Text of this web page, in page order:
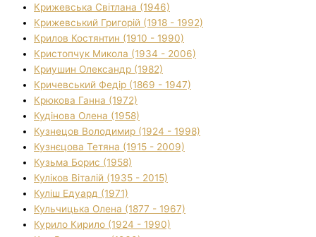
Крижевська Світлана (1946)
Крижевський Григорій (1918 - 1992)
Крилов Костянтин (1910 - 1990)
Кристопчук Микола (1934 - 2006)
Криушин Олександр (1982)
Кричевський Федір (1869 - 1947)
Крюкова Ганна (1972)
Кудінова Олена (1958)
Кузнецов Володимир (1924 - 1998)
Кузнєцова Тетяна (1915 - 2009)
Кузьма Борис (1958)
Куліков Віталій (1935 - 2015)
Куліш Едуард (1971)
Кульчицька Олена (1877 - 1967)
Курило Кирило (1924 - 1990)